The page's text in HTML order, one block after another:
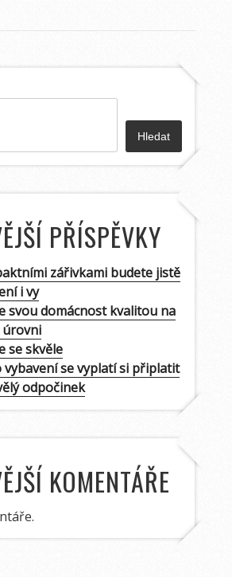
Hledat
PŘÍSPĚVKY
zářivkami budete jistě
i vy
svou domácnost kvalitou na
úrovni
se skvěle
vybavení se vyplatí si připlatit
odpočinek
KOMENTÁŘE